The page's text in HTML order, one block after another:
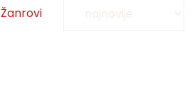
Žanrovi